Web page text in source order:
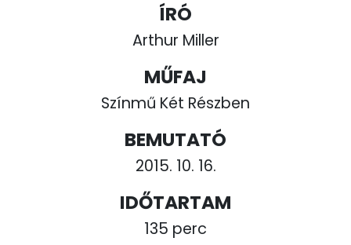
ÍRÓ
Arthur Miller
MŰFAJ
Színmű Két Részben
BEMUTATÓ
2015. 10. 16.
IDŐTARTAM
135 perc